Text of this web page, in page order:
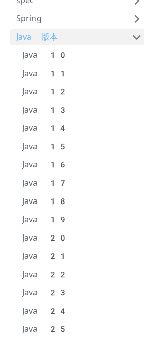
Spring
Java 版本
Java 10
Java 11
Java 12
Java 13
Java 14
Java 15
Java 16
Java 17
Java 18
Java 19
Java 20
Java 21
Java 22
Java 23
Java 24
Java 25